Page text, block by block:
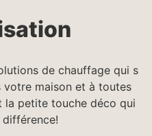
de chauffage qui s
votre maison et à toutes
la petite touche déco qui